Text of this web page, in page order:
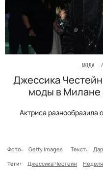
МОДА /
Джессика
моды в Милане
Актриса разнообразила
Фото: Getty Images Текст:
Теги:
Джессика Честейн